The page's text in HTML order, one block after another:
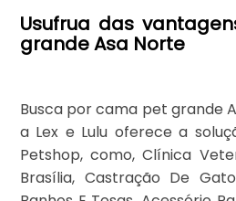
Usufrua das
grande Asa Norte
Busca por cama pet grande
a Lex e Lulu oferece a
Petshop, como, Clínica
Brasília, Castração De